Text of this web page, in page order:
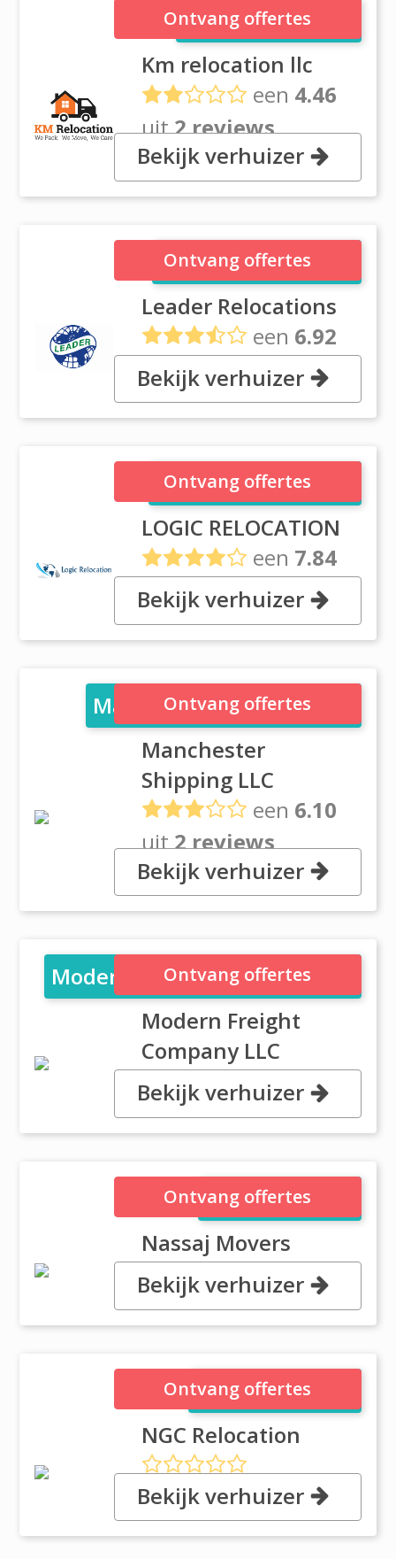
Km relocation llc
Km relocation llc
een 4.46
uit2 reviews
Office no 109 Abdul Raheem
Building, Deira Dubai
Ontvang offertes
Bekijk verhuizer
Leader Relocations
Leader Relocations
een 6.92
uit103 reviews
, P.O.Box 16327, Dubai
Ontvang offertes
Bekijk verhuizer
LOGIC RELOCATION
LOGIC RELOCATION
een 7.84
uit4 reviews
, Office 404, PO Box 81441, Dubai
Ontvang offertes
Bekijk verhuizer
Manchester Shipping LLC
Manchester
Shipping LLC
een 6.10
uit2 reviews
, S401, Plot No. S30603 Jebel Ali
Free Zone South 3, Dubai
Ontvang offertes
Bekijk verhuizer
Modern Freight Company LLC
Modern Freight
Company LLC
, Jebel Ali Free Zone, Dubai
Ontvang offertes
Bekijk verhuizer
Nassaj Movers
Nassaj Movers
, PO Box 43640, Dubai
Ontvang offertes
Bekijk verhuizer
NGC Relocation
NGC Relocation
, 101.a1 Taqwa Building,Latifa
Bint Hamdan Road, Dubai
Ontvang offertes
Bekijk verhuizer